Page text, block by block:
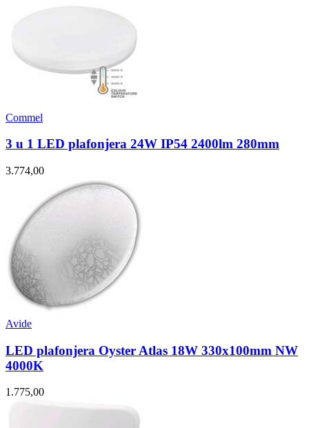
Commel
3 u 1 LED plafonjera 24W IP54 2400lm 280mm
3.774,00
Avide
LED plafonjera Oyster Atlas 18W 330x100mm NW
4000K
1.775,00